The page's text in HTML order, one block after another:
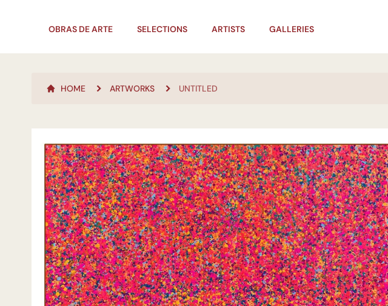
OBRAS DE ARTE SELECTIONS ARTISTS GALLERIES
HOME ARTWORKS UNTITLED